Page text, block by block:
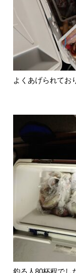
よくあげられてお
釣る人80杯程でし